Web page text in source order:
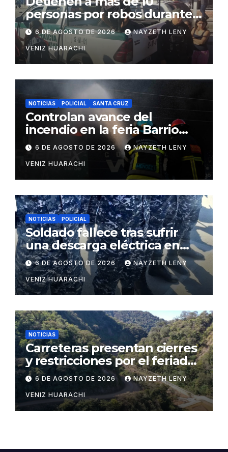
personas por robos durante
incendio en Barrio Lindo
6 DE AGOSTO DE 2026 NAYZETH LENY
VENIZ HUARACHI
NOTICIAS POLICIAL SANTA CRUZ
Controlan avance del
incendio en la feria Barrio
Lindo
6 DE AGOSTO DE 2026 NAYZETH LENY
VENIZ HUARACHI
NOTICIAS POLICIAL
Soldado fallece tras sufrir
una descarga eléctrica en
Puerto Pailas
6 DE AGOSTO DE 2026 NAYZETH LENY
VENIZ HUARACHI
NOTICIAS
Carreteras presentan cierres
y restricciones por el feriado
patrio
6 DE AGOSTO DE 2026 NAYZETH LENY
VENIZ HUARACHI